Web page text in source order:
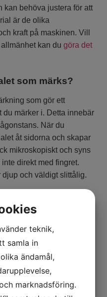
kan behöva justera för att
är de olika
kraft på maskinen. Vill
kan du göra det
som märks?
som gör ett
märker i. Detta innebär
När du
åt sidorna och skapar
mikroskopiskt och syns
direkt med fingret.
djup och väldigt slittålig.
märka?
beror på vilket fabrikat
har en
på upp till 63
att märka innan en
teknik,
samla in
ändamål,
marknadsföring.